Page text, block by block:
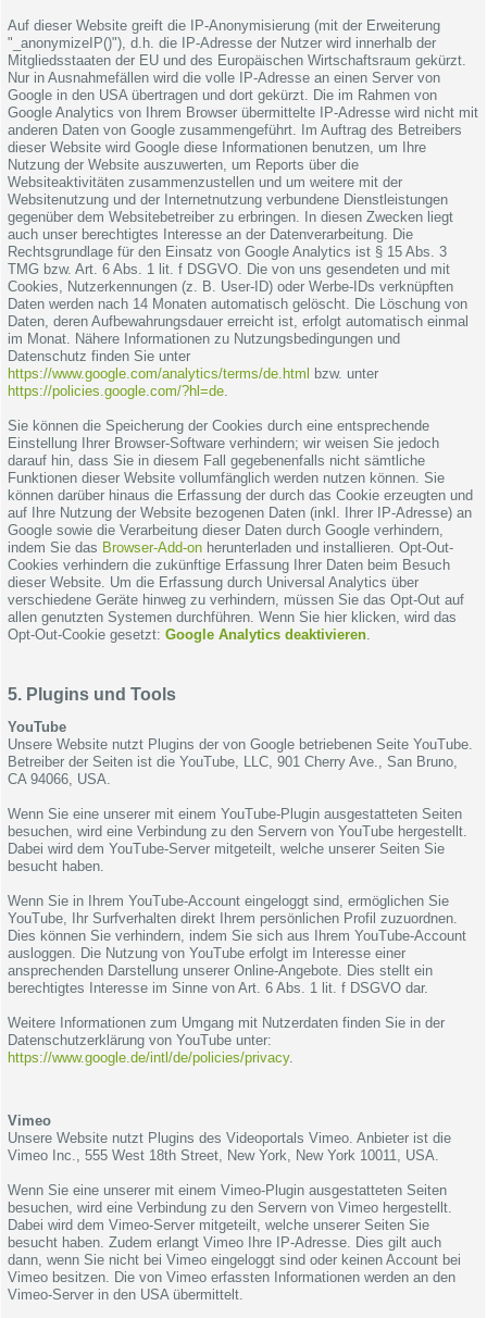
Auf dieser Website greift die IP-Anonymisierung (mit der Erweiterung
"_anonymizeIP()"), d.h. die IP-Adresse der Nutzer wird innerhalb der
Mitgliedsstaaten der EU und des Europäischen Wirtschaftsraum gekürzt.
Nur in Ausnahmefällen wird die volle IP-Adresse an einen Server von
Google in den USA übertragen und dort gekürzt. Die im Rahmen von
Google Analytics von Ihrem Browser übermittelte IP-Adresse wird nicht mit
anderen Daten von Google zusammengeführt. Im Auftrag des Betreibers
dieser Website wird Google diese Informationen benutzen, um Ihre
Nutzung der Website auszuwerten, um Reports über die
Websiteaktivitäten zusammenzustellen und um weitere mit der
Websitenutzung und der Internetnutzung verbundene Dienstleistungen
gegenüber dem Websitebetreiber zu erbringen. In diesen Zwecken liegt
auch unser berechtigtes Interesse an der Datenverarbeitung. Die
Rechtsgrundlage für den Einsatz von Google Analytics ist § 15 Abs. 3
TMG bzw. Art. 6 Abs. 1 lit. f DSGVO. Die von uns gesendeten und mit
Cookies, Nutzerkennungen (z. B. User-ID) oder Werbe-IDs verknüpften
Daten werden nach 14 Monaten automatisch gelöscht. Die Löschung von
Daten, deren Aufbewahrungsdauer erreicht ist, erfolgt automatisch einmal
im Monat. Nähere Informationen zu Nutzungsbedingungen und
Datenschutz finden Sie unter
https://www.google.com/analytics/terms/de.html
bzw. unter
https://policies.google.com/?hl=de
Sie können die Speicherung der Cookies durch eine entsprechende
Einstellung Ihrer Browser-Software verhindern; wir weisen Sie jedoch
darauf hin, dass Sie in diesem Fall gegebenenfalls nicht sämtliche
Funktionen dieser Website vollumfänglich werden nutzen können. Sie
können darüber hinaus die Erfassung der durch das Cookie erzeugten und
auf Ihre Nutzung der Website bezogenen Daten (inkl. Ihrer IP-Adresse) an
Google sowie die Verarbeitung dieser Daten durch Google verhindern,
indem Sie das Browser-Add-on herunterladen und installieren. Opt-Out-
Cookies verhindern die zukünftige Erfassung Ihrer Daten beim Besuch
dieser Website. Um die Erfassung durch Universal Analytics über
verschiedene Geräte hinweg zu verhindern, müssen Sie das Opt-Out auf
allen genutzten Systemen durchführen. Wenn Sie hier klicken, wird das
Opt-Out-Cookie gesetzt: Google Analytics deaktivieren
5. Plugins und Tools
YouTube
Unsere Website nutzt Plugins der von Google betriebenen Seite YouTube.
Betreiber der Seiten ist die YouTube, LLC, 901 Cherry Ave., San Bruno,
CA 94066, USA.
Wenn Sie eine unserer mit einem YouTube-Plugin ausgestatteten Seiten
besuchen, wird eine Verbindung zu den Servern von YouTube hergestellt.
Dabei wird dem YouTube-Server mitgeteilt, welche unserer Seiten Sie
besucht haben.
Wenn Sie in Ihrem YouTube-Account eingeloggt sind, ermöglichen Sie
YouTube, Ihr Surfverhalten direkt Ihrem persönlichen Profil zuzuordnen.
Dies können Sie verhindern, indem Sie sich aus Ihrem YouTube-Account
ausloggen. Die Nutzung von YouTube erfolgt im Interesse einer
ansprechenden Darstellung unserer Online-Angebote. Dies stellt ein
berechtigtes Interesse im Sinne von Art. 6 Abs. 1 lit. f DSGVO dar.
Weitere Informationen zum Umgang mit Nutzerdaten finden Sie in der
Datenschutzerklärung von YouTube unter:
https://www.google.de/intl/de/policies/privacy.
Vimeo
Unsere Website nutzt Plugins des Videoportals Vimeo. Anbieter ist die
Vimeo Inc., 555 West 18th Street, New York, New York 10011, USA.
Wenn Sie eine unserer mit einem Vimeo-Plugin ausgestatteten Seiten
besuchen, wird eine Verbindung zu den Servern von Vimeo hergestellt.
Dabei wird dem Vimeo-Server mitgeteilt, welche unserer Seiten Sie
besucht haben. Zudem erlangt Vimeo Ihre IP-Adresse. Dies gilt auch
dann, wenn Sie nicht bei Vimeo eingeloggt sind oder keinen Account bei
Vimeo besitzen. Die von Vimeo erfassten Informationen werden an den
Vimeo-Server in den USA übermittelt.